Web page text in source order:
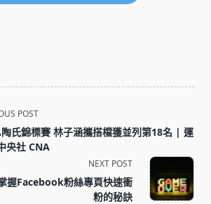
POST
陶氏錦標賽 林子涵攜搭檔獲並列第18名 | 運
央社 CNA
NEXT POST
握Facebook粉絲專頁快速衝
粉的秘訣